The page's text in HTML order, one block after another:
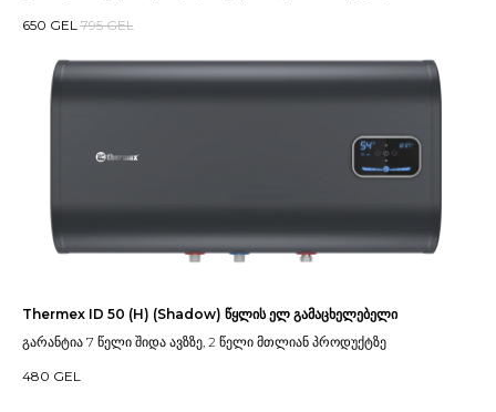
650 GEL 795 GEL
Thermex ID 50 (H) (Shadow) წყლის ელ გამაცხელებელი
გარანტია 7 წელი შიდა ავზზე, 2 წელი მთლიან პროდუქტზე
480 GEL